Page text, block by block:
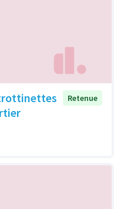
Retenue